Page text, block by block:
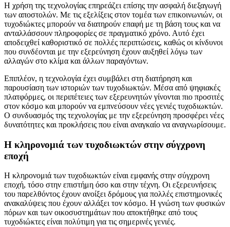
Η χρήση της τεχνολογίας επηρεάζει επίσης την ασφαλή διεξαγωγή
των αποστολών. Με τις εξελίξεις στον τομέα των επικοινωνιών, οι
τυχοδιώκτες μπορούν να διατηρούν επαφή με τη βάση τους και να
ανταλλάσσουν πληροφορίες σε πραγματικό χρόνο. Αυτό έχει
αποδειχθεί καθοριστικό σε πολλές περιπτώσεις, καθώς οι κίνδυνοι
που συνδέονται με την εξερεύνηση έχουν αυξηθεί λόγω των
αλλαγών στο κλίμα και άλλων παραγόντων.
Επιπλέον, η τεχνολογία έχει συμβάλει στη διατήρηση και
παρουσίαση των ιστοριών των τυχοδιωκτών. Μέσα από ψηφιακές
πλατφόρμες, οι περιπέτειες των εξερευνητών γίνονται πιο προσιτές
στον κόσμο και μπορούν να εμπνεύσουν νέες γενιές τυχοδιωκτών.
Ο συνδυασμός της τεχνολογίας με την εξερεύνηση προσφέρει νέες
δυνατότητες και προκλήσεις που είναι αναγκαίο να αναγνωρίσουμε.
Η κληρονομιά των τυχοδιωκτών στην σύγχρονη
εποχή
Η κληρονομιά των τυχοδιωκτών είναι εμφανής στην σύγχρονη
εποχή, τόσο στην επιστήμη όσο και στην τέχνη. Οι εξερευνήσεις
του παρελθόντος έχουν ανοίξει δρόμους για πολλές επιστημονικές
ανακαλύψεις που έχουν αλλάξει τον κόσμο. Η γνώση των φυσικών
πόρων και των οικοσυστημάτων που αποκτήθηκε από τους
τυχοδιώκτες είναι πολύτιμη για τις σημερινές γενιές.